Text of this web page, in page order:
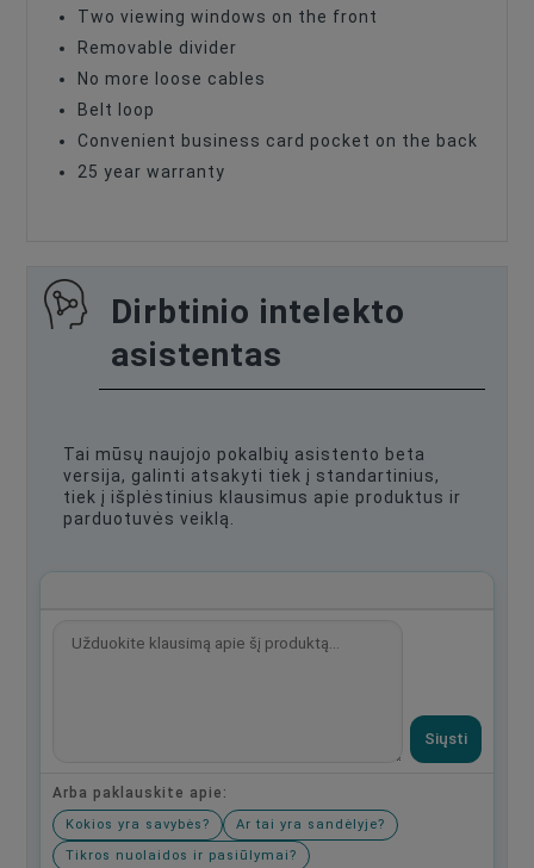
Two viewing windows on the front
Removable divider
No more loose cables
Belt loop
Convenient business card pocket on the back
25 year warranty
Dirbtinio intelekto
asistentas
Tai mūsų naujojo pokalbių asistento beta
versija, galinti atsakyti tiek į standartinius,
tiek į išplėstinius klausimus apie produktus ir
parduotuvės veiklą.
Siųsti
Arba paklauskite apie:
Kokios yra savybės?
Ar tai yra sandėlyje?
Tikros nuolaidos ir pasiūlymai?